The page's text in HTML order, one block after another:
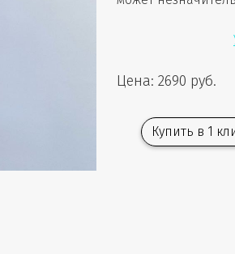
Цена: 2690 руб.
Купить в 1